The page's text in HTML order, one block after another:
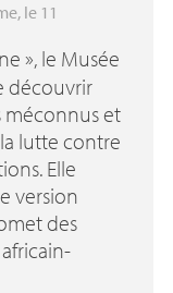
, le 11
», le Musée
découvrir
méconnus et
lutte contre
Elle
version
des